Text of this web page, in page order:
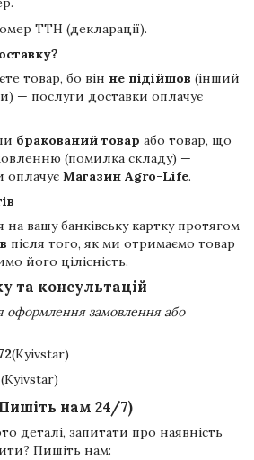
ТТН (декларації).
товар, бо він не підійшов (інший
— послуги доставки оплачує
бракований товар або товар, що
(помилка складу) —
оплачує Магазин Agro-Life.
вашу банківську картку протягом
після того, як ми отримаємо товар
його цілісність.
та консультацій
оформлення замовлення або
(Kyivstar)
(Kyivstar)
нам 24/7)
деталі, запитати про наявність
Пишіть нам: